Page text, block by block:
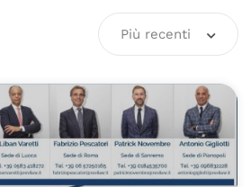
Più recenti